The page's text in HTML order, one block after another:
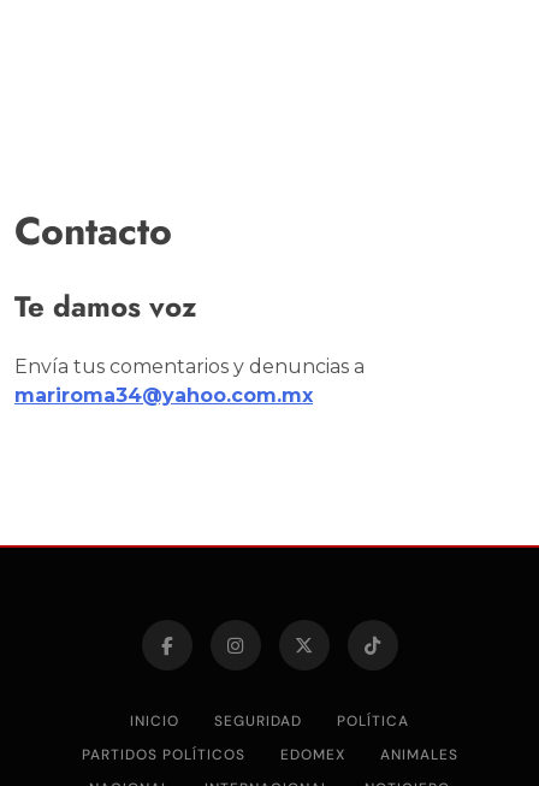
Contacto
Te damos voz
Envía tus comentarios y denuncias a
mariroma34@yahoo.com.mx
INICIO SEGURIDAD
POLÍTICA
PARTIDOS POLÍTICOS
EDOMEX
ANIMALES